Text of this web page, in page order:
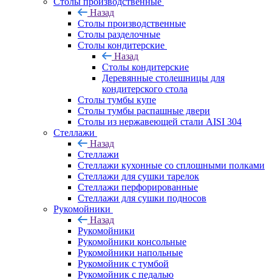
Назад
Столы производственные
Столы разделочные
Столы кондитерские
Назад
Столы кондитерские
Деревянные столешницы для
кондитерского стола
Столы тумбы купе
Столы тумбы распашные двери
Столы из нержавеющей стали AISI 304
Стеллажи
Назад
Стеллажи
Стеллажи кухонные со сплошными полками
Стеллажи для сушки тарелок
Стеллажи перфорированные
Стеллажи для сушки подносов
Рукомойники
Назад
Рукомойники
Рукомойники консольные
Рукомойники напольные
Рукомойник с тумбой
Рукомойник с педалью